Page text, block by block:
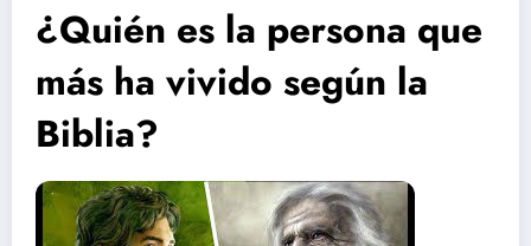
¿Quién es la persona que
más ha vivido según la
Biblia?